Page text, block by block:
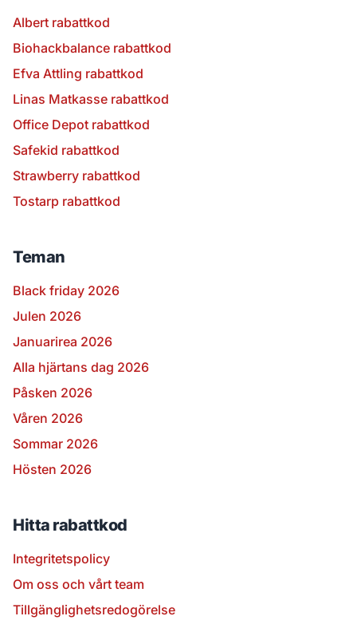
Albert rabattkod
Biohackbalance rabattkod
Efva Attling rabattkod
Linas Matkasse rabattkod
Office Depot rabattkod
Safekid rabattkod
Strawberry rabattkod
Tostarp rabattkod
Teman
Black friday 2026
Julen 2026
Januarirea 2026
Alla hjärtans dag 2026
Påsken 2026
Våren 2026
Sommar 2026
Hösten 2026
Hitta rabattkod
Integritetspolicy
Om oss och vårt team
Tillgänglighetsredogörelse